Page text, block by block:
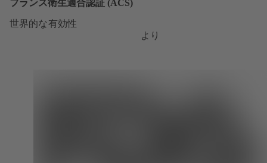
フランス衛生適合認証 (ACS)
世界的な有効性
より